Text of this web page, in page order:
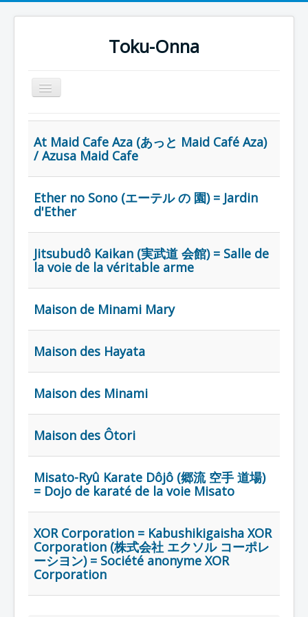
Toku-Onna
Basculer
la
Accueil
Toku-Actrices
Séries
Films
Dessins
Artiste Asperger
Lexique
Acteur
Transformation
Mecha
Épisode
Référence
Fanservice
At Maid Cafe Aza (あっと Maid Café Aza)
/ Azusa Maid Cafe
Ether no Sono (エーテル の 園) = Jardin
d'Ether
Jitsubudô Kaikan (実武道 会館) = Salle de
la voie de la véritable arme
Maison de Minami Mary
Maison des Hayata
Maison des Minami
Maison des Ôtori
Misato-Ryû Karate Dôjô (郷流 空手 道場)
= Dojo de karaté de la voie Misato
XOR Corporation = Kabushikigaisha XOR
Corporation (株式会社 エクソル コーポレ
ーシヨン) = Société anonyme XOR
Corporation